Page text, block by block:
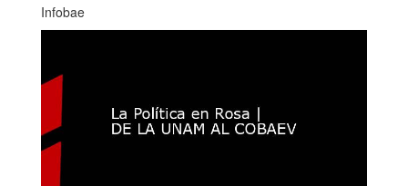
Infobae